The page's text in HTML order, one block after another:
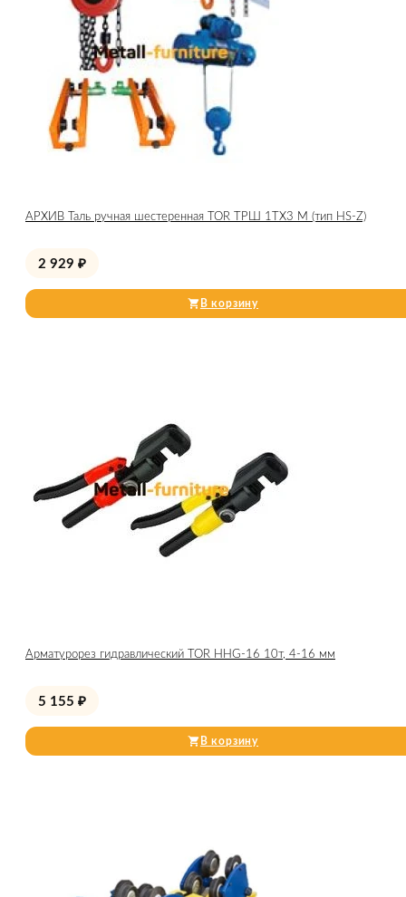
АРХИВ Таль ручная шестеренная TOR ТРШ 1ТХ3 М (тип HS-Z)
2 929 ₽
В корзину
Арматурорез гидравлический TOR HHG-16 10т, 4-16 мм
5 155 ₽
В корзину